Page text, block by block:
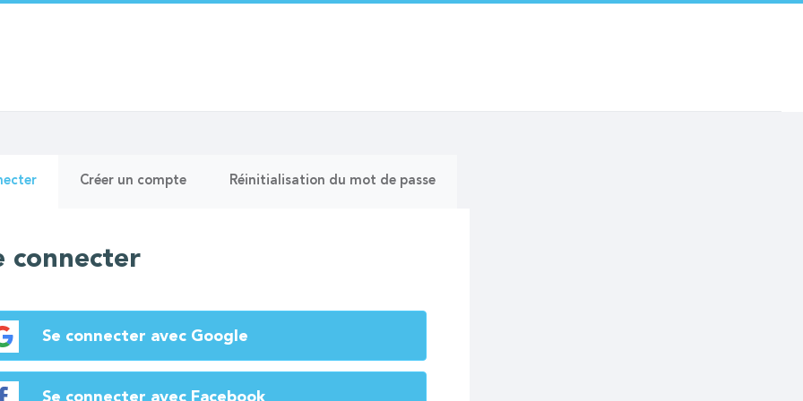
(ongletCréer un compte Réinitialisation du mot de passe
connecter
Se connecter avec Google
Se connecter avec Facebook